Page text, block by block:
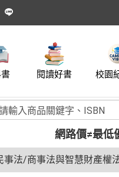
閱讀好書 校園
網路價≠最低
事法/商事法與智慧財產權